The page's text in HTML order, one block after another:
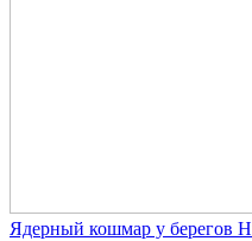
Ядерный кошмар у берегов